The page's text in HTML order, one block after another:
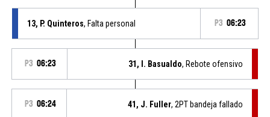
13, P. Quinteros, Falta personal P3 06:23
P3 06:23 31, I. Basualdo, Rebote ofensivo
P3 06:24 41, J. Fuller, 2PT bandeja fallado